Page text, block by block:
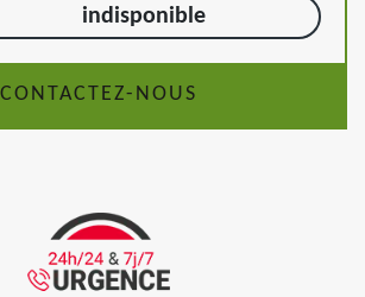
indisponible
CONTACTEZ-NOUS